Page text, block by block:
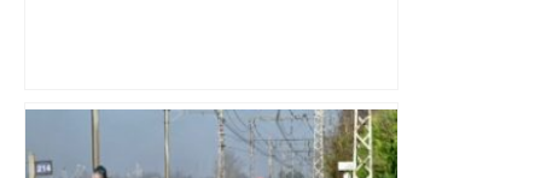
Près de Toulouse : dans cette zone
économique, un axe majeur va être